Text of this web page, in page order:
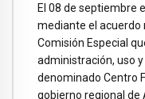
El 08 de septiembre
mediante el acuerdo
Comisión Especial
administración, uso
denominado Centro
gobierno regional de